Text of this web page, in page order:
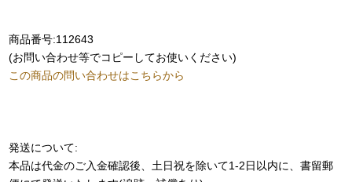
商品番号:112643
(お問い合わせ等でコピーしてお使いください)
この商品の問い合わせはこちらから
発送について:
本品は代金のご入金確認後、土日祝を除いて1-2日以内に、書留郵